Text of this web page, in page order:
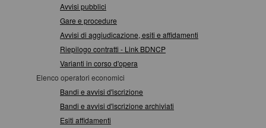
Avvisi pubblici
Gare e procedure
Avvisi di aggiudicazione, esiti e affidamenti
Riepilogo contratti - Link BDNCP
Varianti in corso d'opera
Elenco operatori economici
Bandi e avvisi d'iscrizione
Bandi e avvisi d'iscrizione archiviati
Esiti affidamenti